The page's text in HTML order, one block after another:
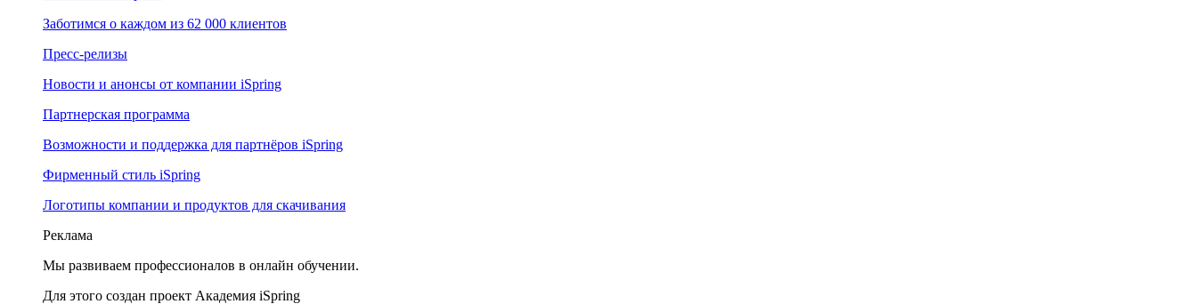
Заботимся о каждом из 62 000 клиентов
Пресс-релизы
Новости и анонсы от компании iSpring
Партнерская программа
Возможности и поддержка для партнёров iSpring
Фирменный стиль iSpring
Логотипы компании и продуктов для скачивания
Реклама
Мы развиваем профессионалов в онлайн обучении.
Для этого создан проект Академия iSpring